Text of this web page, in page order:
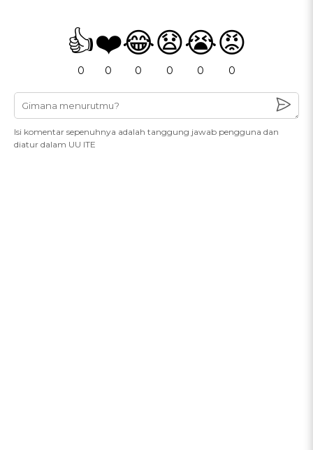
👍
0
❤️
0
😂
0
😧
0
😭
0
😡
0
Isi komentar sepenuhnya adalah tanggung jawab pengguna dan
diatur dalam UU ITE